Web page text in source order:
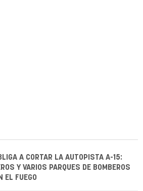
A CORTAR LA AUTOPISTA A-15:
Y VARIOS PARQUES DE BOMBEROS
EL FUEGO